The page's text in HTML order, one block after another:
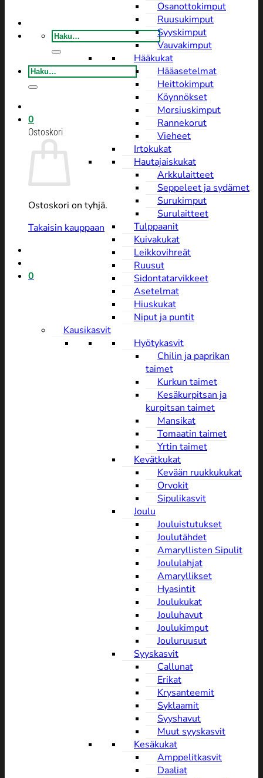
Etsi:
Etsi:
0
Ostoskori
Ostoskori on tyhjä.
Takaisin kauppaan
0
Osanottokimput
Ruusukimput
Syyskimput
Vauvakimput
Hääkukat
Hääasetelmat
Heittokimput
Köynnökset
Morsiuskimput
Rannekorut
Vieheet
Irtokukat
Hautajaiskukat
Arkkulaitteet
Seppeleet ja sydämet
Surukimput
Surulaitteet
Tulppaanit
Kuivakukat
Leikkovihreät
Ruusut
Sidontatarvikkeet
Asetelmat
Hiuskukat
Niput ja puntit
Kausikasvit
Hyötykasvit
Chilin ja paprikan
taimet
Kurkun taimet
Kesäkurpitsan ja
kurpitsan taimet
Mansikat
Tomaatin taimet
Yrtin taimet
Kevätkukat
Kevään ruukkukukat
Orvokit
Sipulikasvit
Joulu
Jouluistutukset
Joulutähdet
Amaryllisten Sipulit
Joululahjat
Amaryllikset
Hyasintit
Joulukukat
Jouluhavut
Joulukimput
Jouluruusut
Syyskasvit
Callunat
Erikat
Krysanteemit
Syklaamit
Syyshavut
Muut syyskasvit
Kesäkukat
Amppelitkasvit
Daaliat